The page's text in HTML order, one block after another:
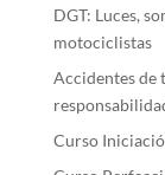
DGT: Luces,
motociclistas
Accidentes de
Curso